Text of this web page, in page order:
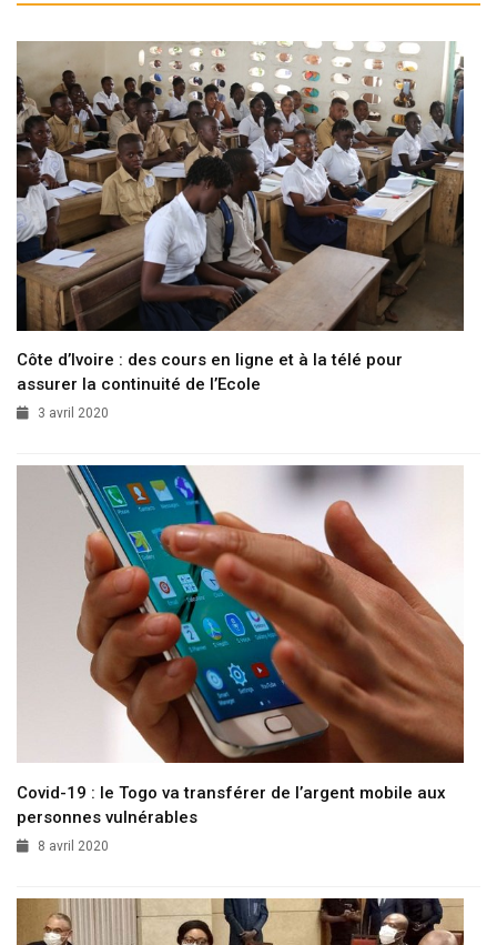
Côte d’Ivoire : des cours en ligne et à la télé pour
assurer la continuité de l’Ecole
3 avril 2020
Covid-19 : le Togo va transférer de l’argent mobile aux
personnes vulnérables
8 avril 2020